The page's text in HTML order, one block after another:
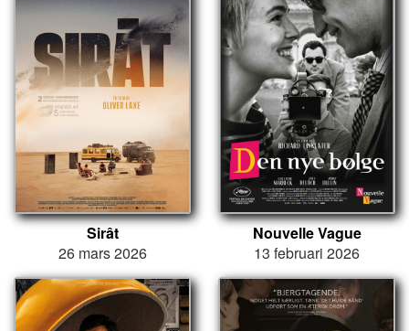
Sirât
26 mars 2026
Nouvelle Vague
13 februari 2026